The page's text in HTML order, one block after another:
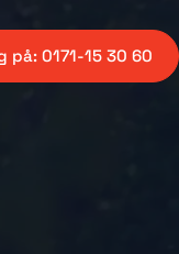
på: 0171-15 30 60